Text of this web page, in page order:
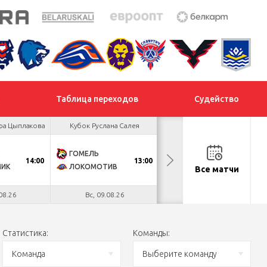
Таблица переходов Судейство
Цыплакова
14:00
Кубок Руслана Салея
ГОМЕЛЬ
ЛОКОМОТИВ
13:00
Вс, 09.08.26
МОГИЛЕВ
СЛАВУТИЧ
Все матчи
Статистика:
Команда
Команды:
Выберите команду